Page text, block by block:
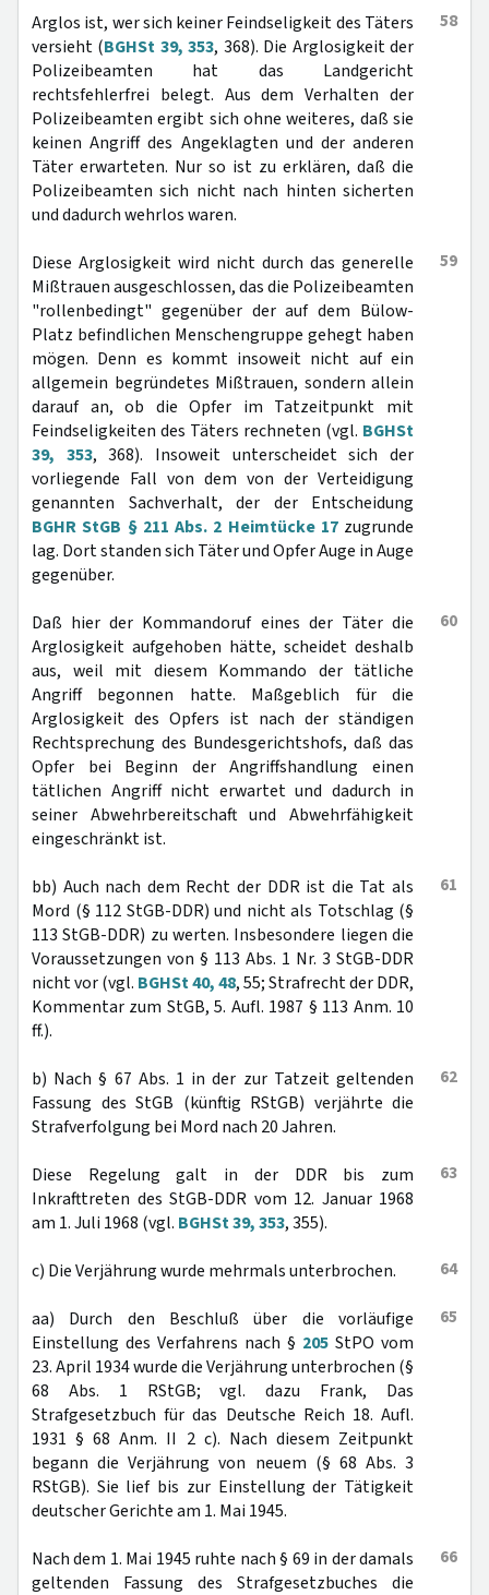
58
Arglos ist, wer sich keiner Feindseligkeit des Täters
versieht (BGHSt 39, 353, 368). Die Arglosigkeit der
Polizeibeamten hat das Landgericht
rechtsfehlerfrei belegt. Aus dem Verhalten der
Polizeibeamten ergibt sich ohne weiteres, daß sie
keinen Angriff des Angeklagten und der anderen
Täter erwarteten. Nur so ist zu erklären, daß die
Polizeibeamten sich nicht nach hinten sicherten
und dadurch wehrlos waren.
59
Diese Arglosigkeit wird nicht durch das generelle
Mißtrauen ausgeschlossen, das die Polizeibeamten
"rollenbedingt" gegenüber der auf dem Bülow-
Platz befindlichen Menschengruppe gehegt haben
mögen. Denn es kommt insoweit nicht auf ein
allgemein begründetes Mißtrauen, sondern allein
darauf an, ob die Opfer im Tatzeitpunkt mit
Feindseligkeiten des Täters rechneten (vgl. BGHSt
39, 353, 368). Insoweit unterscheidet sich der
vorliegende Fall von dem von der Verteidigung
genannten Sachverhalt, der der Entscheidung
BGHR StGB § 211 Abs. 2 Heimtücke 17zugrunde
lag. Dort standen sich Täter und Opfer Auge in Auge
gegenüber.
60
Daß hier der Kommandoruf eines der Täter die
Arglosigkeit aufgehoben hätte, scheidet deshalb
aus, weil mit diesem Kommando der tätliche
Angriff begonnen hatte. Maßgeblich für die
Arglosigkeit des Opfers ist nach der ständigen
Rechtsprechung des Bundesgerichtshofs, daß das
Opfer bei Beginn der Angriffshandlung einen
tätlichen Angriff nicht erwartet und dadurch in
seiner Abwehrbereitschaft und Abwehrfähigkeit
eingeschränkt ist.
61
bb) Auch nach dem Recht der DDR ist die Tat als
Mord (§ 112 StGB-DDR) und nicht als Totschlag (§
113 StGB-DDR) zu werten. Insbesondere liegen die
Voraussetzungen von § 113 Abs. 1 Nr. 3 StGB-DDR
nicht vor (vgl. BGHSt 40, 48, 55; Strafrecht der DDR,
Kommentar zum StGB, 5. Aufl. 1987 § 113 Anm. 10
ff.).
62
b) Nach § 67 Abs. 1 in der zur Tatzeit geltenden
Fassung des StGB (künftig RStGB) verjährte die
Strafverfolgung bei Mord nach 20 Jahren.
63
Diese Regelung galt in der DDR bis zum
Inkrafttreten des StGB-DDR vom 12. Januar 1968
am 1. Juli 1968 (vgl. BGHSt 39, 353, 355).
64
c) Die Verjährung wurde mehrmals unterbrochen.
65
aa) Durch den Beschluß über die vorläufige
Einstellung des Verfahrens nach § 205 StPO vom
23. April 1934 wurde die Verjährung unterbrochen (§
68 Abs. 1 RStGB; vgl. dazu Frank, Das
Strafgesetzbuch für das Deutsche Reich 18. Aufl.
1931 § 68 Anm. II 2 c). Nach diesem Zeitpunkt
begann die Verjährung von neuem (§ 68 Abs. 3
RStGB). Sie lief bis zur Einstellung der Tätigkeit
deutscher Gerichte am 1. Mai 1945.
66
Nach dem 1. Mai 1945 ruhte nach § 69 in der damals
geltenden Fassung des Strafgesetzbuches die